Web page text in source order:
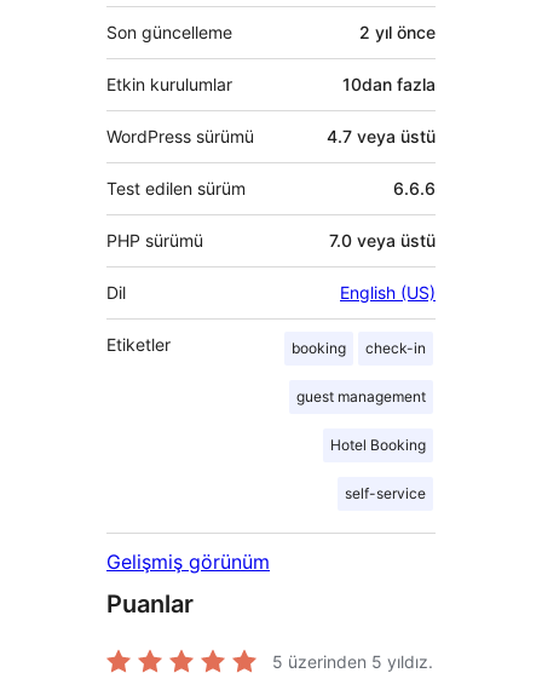
Son güncelleme 2 yıl önce
Etkin kurulumlar 10dan fazla
WordPress sürümü 4.7 veya üstü
Test edilen sürüm 6.6.6
PHP sürümü 7.0 veya üstü
Dil English (US)
Etiketler booking check-in
guest management
Hotel Booking
self-service
Gelişmiş görünüm
Puanlar
5 üzerinden 5 yıldız.